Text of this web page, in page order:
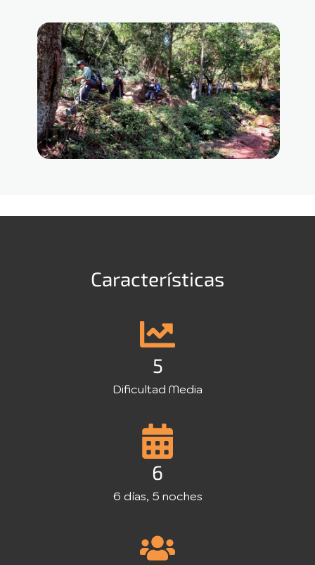
Características
5
Dificultad Media
6
6 días, 5 noches